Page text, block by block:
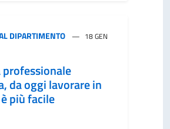
DIPARTIMENTO
18 GEN
professionale
da oggi lavorare in
più facile